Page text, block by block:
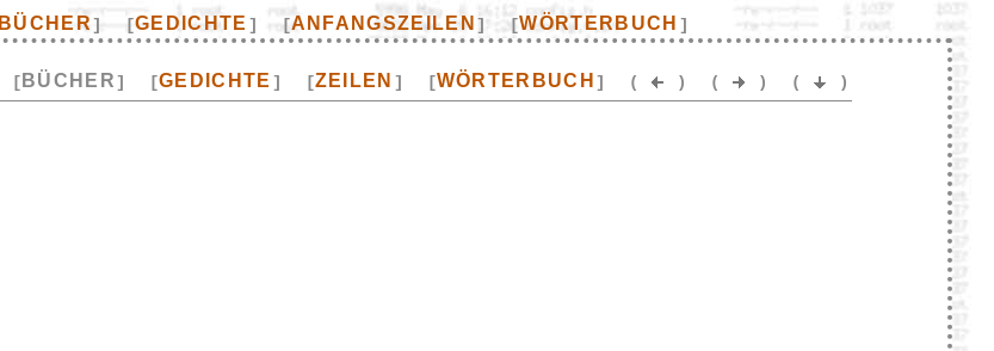
BÜCHER] [GEDICHTE ] [ANFANGSZEILEN ] [WÖRTERBUCH ]
[ BÜCHER] [GEDICHTE ] [ZEILEN ] [WÖRTERBUCH ] ( ) ( ) ( )